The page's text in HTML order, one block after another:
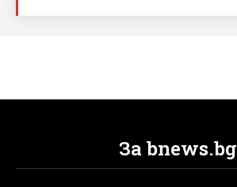
За bnews.bg